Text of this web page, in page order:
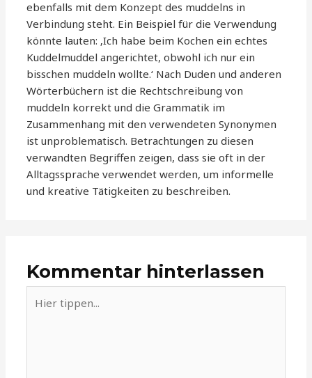
ebenfalls mit dem Konzept des muddelns in
Verbindung steht. Ein Beispiel für die Verwendung
könnte lauten: ‚Ich habe beim Kochen ein echtes
Kuddelmuddel angerichtet, obwohl ich nur ein
bisschen muddeln wollte.‘ Nach Duden und anderen
Wörterbüchern ist die Rechtschreibung von
muddeln korrekt und die Grammatik im
Zusammenhang mit den verwendeten Synonymen
ist unproblematisch. Betrachtungen zu diesen
verwandten Begriffen zeigen, dass sie oft in der
Alltagssprache verwendet werden, um informelle
und kreative Tätigkeiten zu beschreiben.
Kommentar hinterlassen
tippen...